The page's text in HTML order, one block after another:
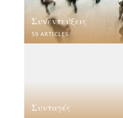
Συνεντεύξεις
59 ARTICLES
Συνταγές